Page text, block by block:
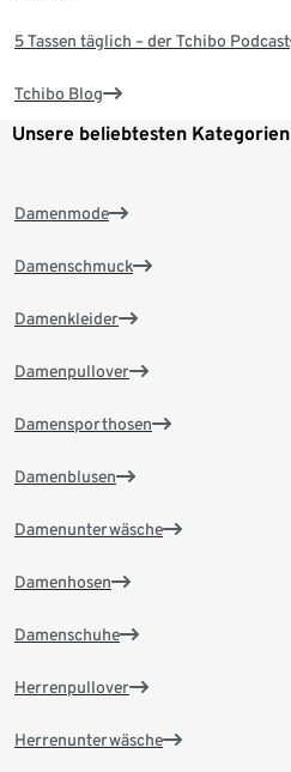
5 Tassen täglich – der Tchibo Podcast
Tchibo Blog
Unsere beliebtesten Kategorien
Damenmode
Damenschmuck
Damenkleider
Damenpullover
Damensporthosen
Damenblusen
Damenunterwäsche
Damenhosen
Damenschuhe
Herrenpullover
Herrenunterwäsche